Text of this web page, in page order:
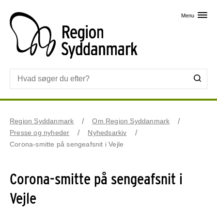
Menu
Region Syddanmark
Om Region Syddanmark
Presse og nyheder
Nyhedsarkiv
Corona-smitte på sengeafsnit i Vejle
Corona-smitte på sengeafsnit i
Vejle